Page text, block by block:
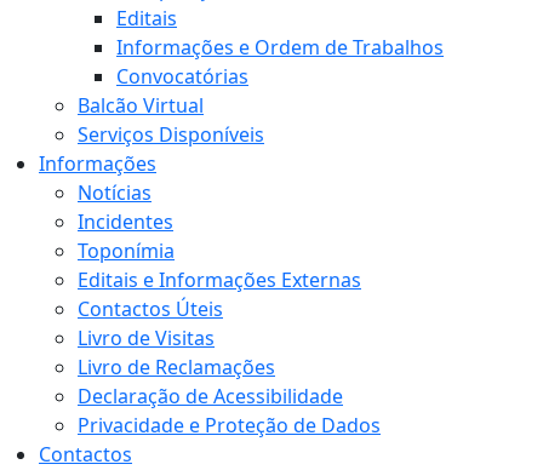
Editais
Informações e Ordem de Trabalhos
Convocatórias
Balcão Virtual
Serviços Disponíveis
Informações
Notícias
Incidentes
Toponímia
Editais e Informações Externas
Contactos Úteis
Livro de Visitas
Livro de Reclamações
Declaração de Acessibilidade
Privacidade e Proteção de Dados
Contactos